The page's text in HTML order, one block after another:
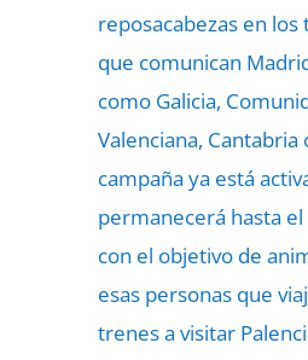
reposacabezas en los
que comunican
como Galicia,
Valenciana, Cantabria
campaña ya está
permanecerá hasta
con el objetivo de
esas personas que
trenes a visitar